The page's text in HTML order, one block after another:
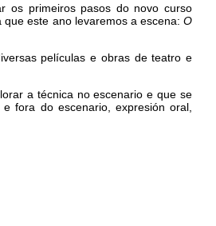
os primeiros pasos do novo curso
este ano levaremos a escena: O
películas e obras de teatro e
a técnica no escenario e que se
fora do escenario, expresión oral,